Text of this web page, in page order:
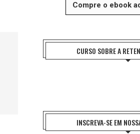
#CHARGE: CANDIDATO LINHA DURA
Compre o ebook
CURSO SOBRE A
INSCREVA-SE EM